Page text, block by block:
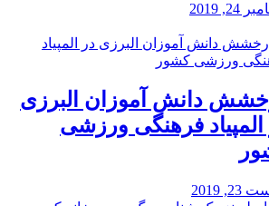
2019
دانش آموزان البرزی
المپیاد فرهنگی ورزشی
2019